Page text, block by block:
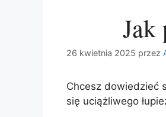
Jak
26 kwietnia 2025 przez
Chcesz dowiedzieć
się uciążliwego